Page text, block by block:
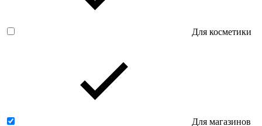
Для косметики
Для магазинов